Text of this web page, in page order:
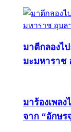
มาตีกลองไ
มะมหาราช
มาร้องเพลง
จาก “อักษร